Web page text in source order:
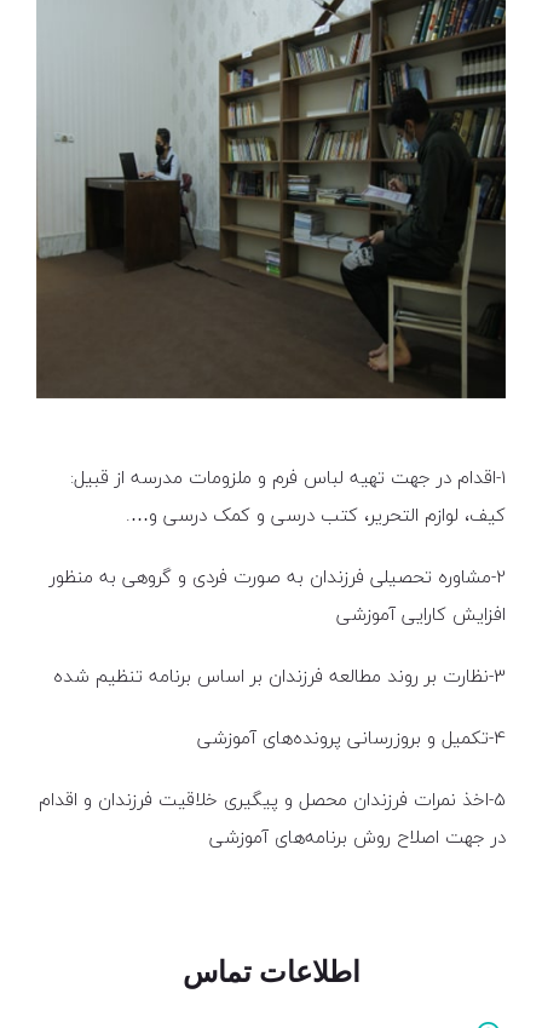
1-اقدام در جهت تهیه لباس فرم و ملزومات مدرسه از قبیل:
کیف، لوازم التحریر، کتب درسی و کمک درسی و….
2-مشاوره تحصیلی فرزندان به صورت فردی و گروهی به منظور
افزایش کارایی آموزشی
3-نظارت بر روند مطالعه فرزندان بر اساس برنامه تنظیم شده
4-تکمیل و بروزرسانی پرونده‌های آموزشی
5-اخذ نمرات فرزندان محصل و پیگیری خلاقیت فرزندان و اقدام
در جهت اصلاح روش برنامه‌های آموزشی
اطلاعات تماس